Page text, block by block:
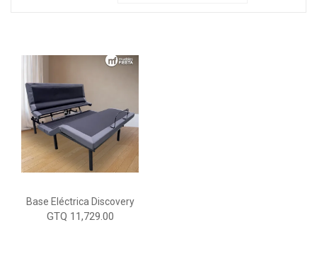
Base Eléctrica Discovery
GTQ 11,729.00